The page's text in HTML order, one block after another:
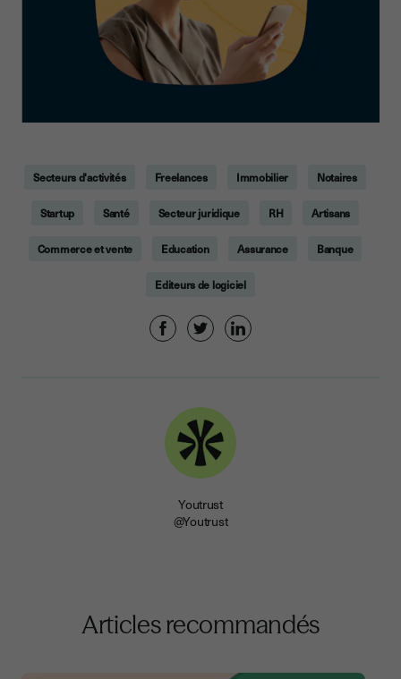
Secteurs d'activités Freelances Immobilier Notaires
Startup Santé Secteur juridique RH Artisans
Commerce et vente Education Assurance Banque
Editeurs de logiciel
Youtrust
@Youtrust
Articles recommandés